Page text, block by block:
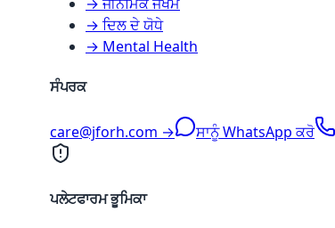
→ ਦਿਲ ਦੇ ਯੋਧੇ
→ Mental Health
ਸੰਪਰਕ
care@jforh.com → ਸਾਨੂੰ WhatsApp ਕਰੋ
ਪਲੇਟਫਾਰਮ ਭੂਮਿਕਾ